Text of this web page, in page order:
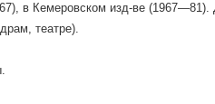
в Кемеровском изд-ве (1967—81).
театре).